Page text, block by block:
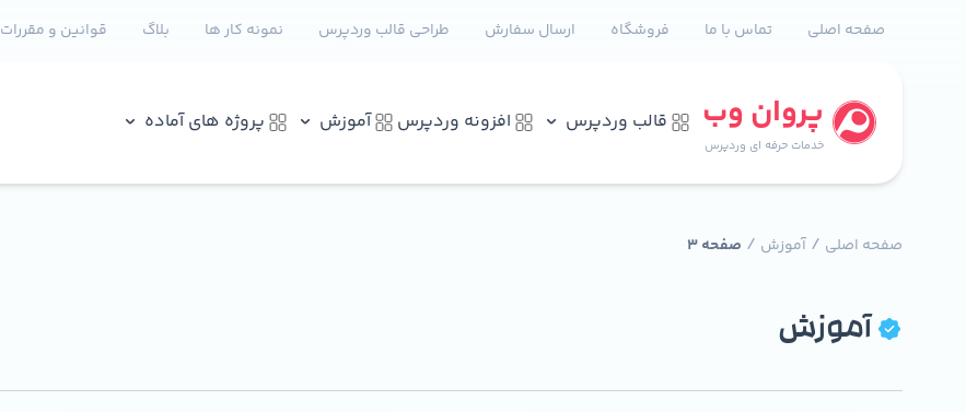
صفحه اصلی تماس با ما فروشگاه ارسال سفارش طراحی قالب وردپرس نمونه کار ها بلاگ قوانین و مقررات
پروان وب
خدمات حرفه ای وردپرس
قالب وردپرس افزونه وردپرس آموزش پروژه های آماده
صفحه اصلی / آموزش / صفحه 3
آموزش